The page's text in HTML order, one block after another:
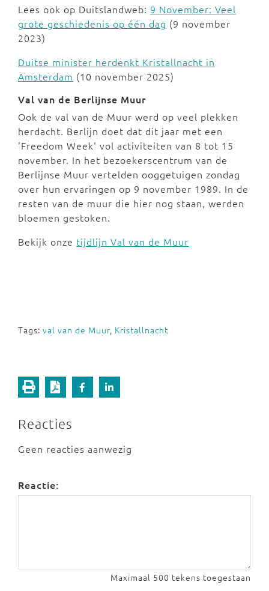
Lees ook op Duitslandweb: 9 November: Veel
grote geschiedenis op één dag (9 november
2023)
Duitse minister herdenkt Kristallnacht in
Amsterdam (10 november 2025)
Val van de Berlijnse Muur
Ook de val van de Muur werd op veel plekken
herdacht. Berlijn doet dat dit jaar met een
'Freedom Week' vol activiteiten van 8 tot 15
november. In het bezoekerscentrum van de
Berlijnse Muur vertelden ooggetuigen zondag
over hun ervaringen op 9 november 1989. In de
resten van de muur die hier nog staan, werden
bloemen gestoken.
Bekijk onze tijdlijn Val van de Muur
Tags: val van de Muur, Kristallnacht
Reacties
Geen reacties aanwezig
Reactie:
Maximaal 500 tekens toegestaan